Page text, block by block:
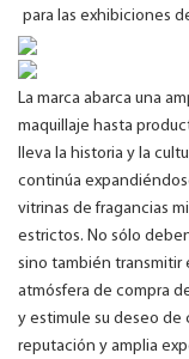
para las exhibiciones
La marca abarca una
maquillaje hasta
lleva la historia y la
continúa
vitrinas de fragancias
estrictos. No sólo
sino también transmitir
atmósfera de compra
y estimule su deseo de
reputación y amplia